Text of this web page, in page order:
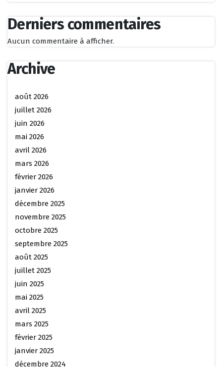
Derniers commentaires
Aucun commentaire à afficher.
Archive
août 2026
juillet 2026
juin 2026
mai 2026
avril 2026
mars 2026
février 2026
janvier 2026
décembre 2025
novembre 2025
octobre 2025
septembre 2025
août 2025
juillet 2025
juin 2025
mai 2025
avril 2025
mars 2025
février 2025
janvier 2025
décembre 2024